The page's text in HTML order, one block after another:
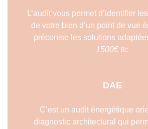
L’audit vous permet d’identifier
de votre bien d’un point de vue
préconise les solutions
1500€ ttc
DAE
C’est un audit énergétique
diagnostic architectural qui